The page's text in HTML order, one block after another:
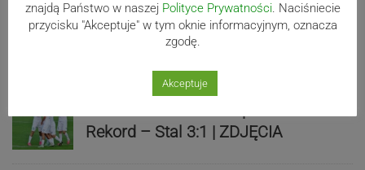
Rekord – Stal 3:1 | ZDJĘCIA
znajdą Państwo w naszej Polityce Prywatności. Naciśniecie
przycisku "Akceptuje" w tym oknie informacyjnym, oznacza
zgodę.
Akceptuje